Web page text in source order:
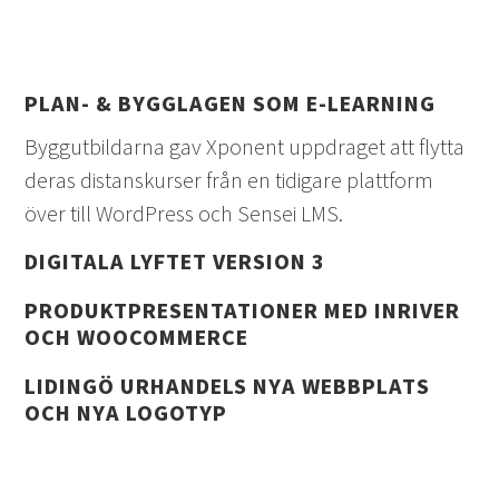
PLAN- & BYGGLAGEN SOM E-LEARNING
Byggutbildarna gav Xponent uppdraget att flytta
deras distanskurser från en tidigare plattform
över till WordPress och Sensei LMS.
DIGITALA LYFTET VERSION 3
PRODUKTPRESENTATIONER MED INRIVER
OCH WOOCOMMERCE
LIDINGÖ URHANDELS NYA WEBBPLATS
OCH NYA LOGOTYP